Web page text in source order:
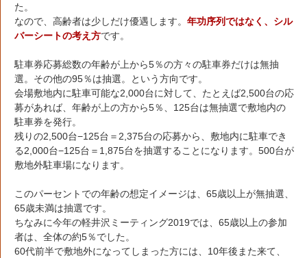
た。
なので、高齢者は少しだけ優遇します。 年功序列ではなく、シル
バーシートの考え方です。
駐車券応募総数の年齢が上から5％の方々の駐車券だけは無抽
選。その他の95％は抽選。という方向です。
会場敷地内に駐車可能な2,000台に対して、たとえば2,500台の応
募があれば、年齢が上の方から5％、125台は無抽選で敷地内の
駐車券を発行。
残りの2,500台−125台＝2,375台の応募から、敷地内に駐車でき
る2,000台−125台＝1,875台を抽選することになります。500台が
敷地外駐車場になります。
このパーセントでの年齢の想定イメージは、65歳以上が無抽選、
65歳未満は抽選です。
ちなみに今年の軽井沢ミーティング2019では、65歳以上の参加
者は、全体の約5％でした。
60代前半で敷地外になってしまった方には、10年後また来て、